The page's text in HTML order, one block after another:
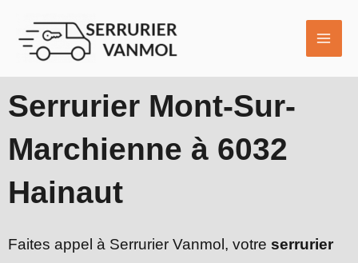
contenu
Serrurier Mont-Sur-
Marchienne à 6032
Hainaut
Faites appel à Serrurier Vanmol, votre serrurier